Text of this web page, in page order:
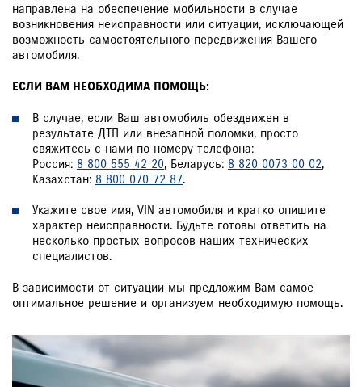
ЗАКАЗАТЬ ЗВОНОК
направлена на обеспечение мобильности в случае
возникновения неисправности или ситуации, исключающей
возможность самостоятельного передвижения Вашего
автомобиля.
ЕСЛИ ВАМ НЕОБХОДИМА ПОМОЩЬ:
В случае, если Ваш автомобиль обездвижен в
результате ДТП или внезапной поломки, просто
свяжитесь с нами по номеру телефона:
Россия: 8 800 555 42 20, Беларусь: 8 820 0073 00 02,
Казахстан: 8 800 070 72 87.
Укажите свое имя, VIN автомобиля и кратко опишите
характер неисправности. Будьте готовы ответить на
несколько простых вопросов наших технических
специалистов.
В зависимости от ситуации мы предложим Вам самое
оптимальное решение и организуем необходимую помощь.